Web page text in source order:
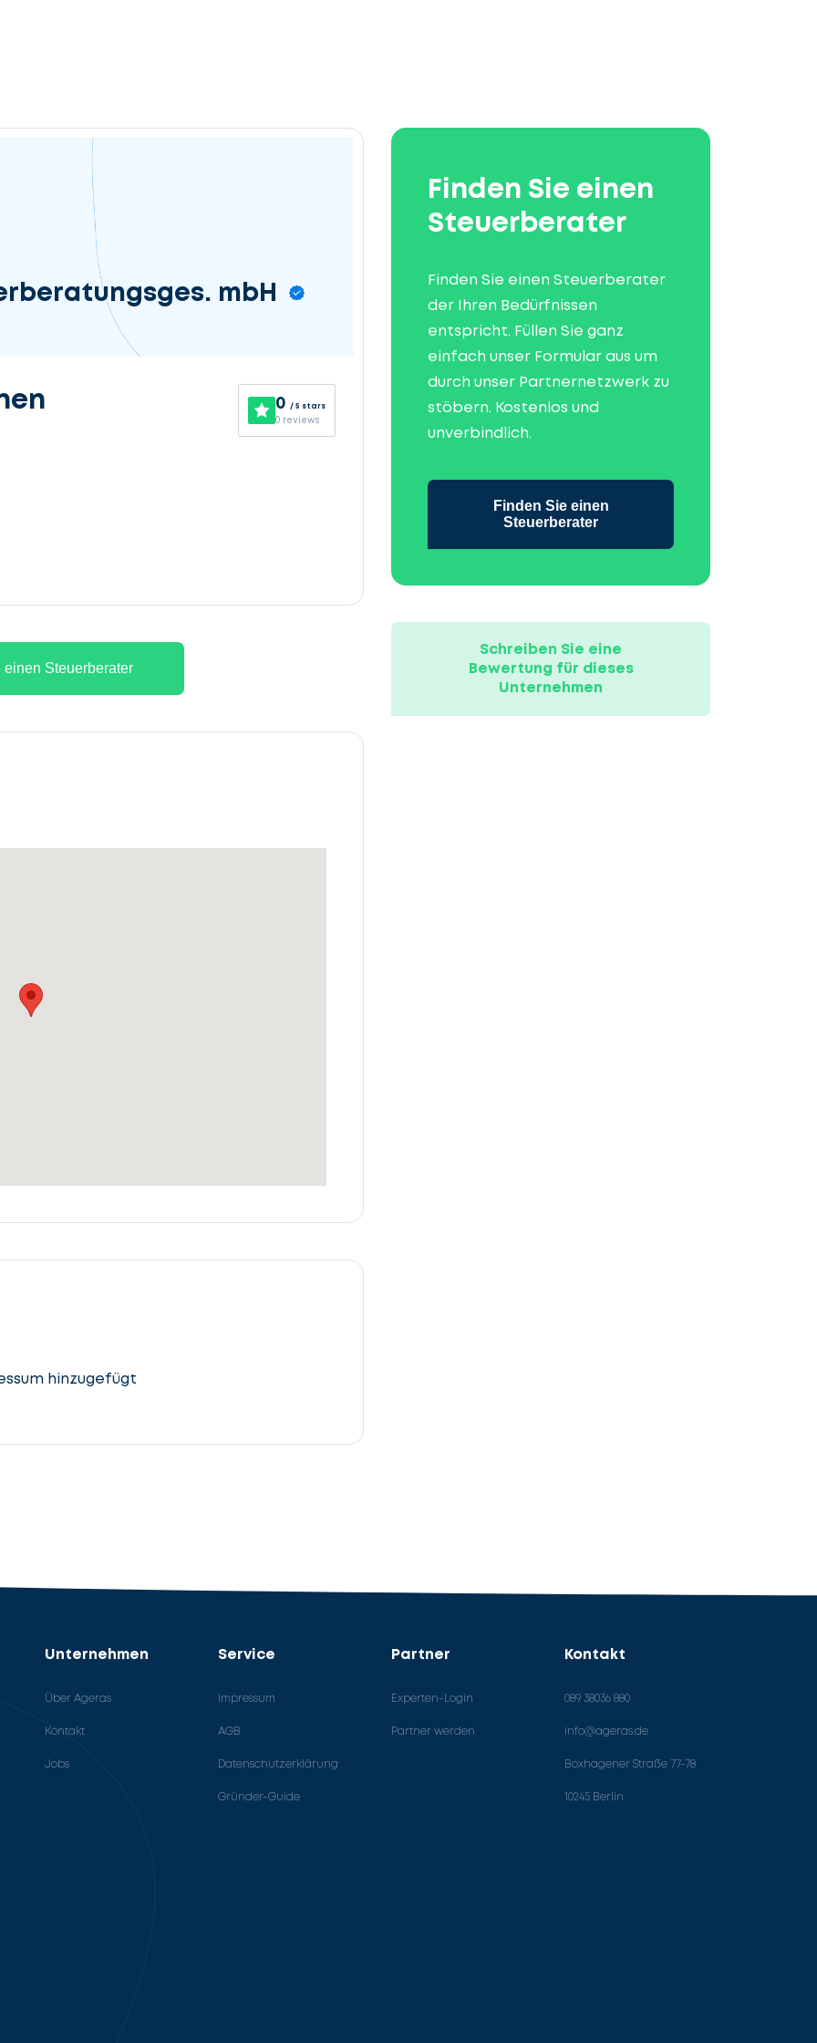
mbH
0 / 5 stars
0 reviews
einen Steuerberater
hinzugefügt
Finden Sie einen
Steuerberater
Finden Sie einen Steuerberater
der Ihren Bedürfnissen
entspricht. Füllen Sie ganz
einfach unser Formular aus um
durch unser Partnernetzwerk zu
stöbern. Kostenlos und
unverbindlich.
Finden Sie einen
Steuerberater
Schreiben Sie eine
Bewertung für dieses
Unternehmen
Unternehmen
Über Ageras
Kontakt
Jobs
Service
Impressum
AGB
Datenschutzerklärung
Gründer-Guide
Partner
Experten-Login
Partner werden
Kontakt
089 38036 880
info@ageras.de
Boxhagener Straße 77-78
10245 Berlin